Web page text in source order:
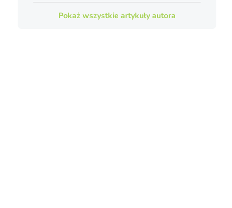
Pokaż wszystkie artykuły autora